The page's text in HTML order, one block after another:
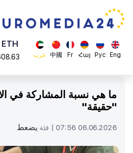
Eng
Рус
Հայ
Fr
中國 عرب
ADA
ETH
ما هي نسبة المشاركة في
"حقيقة"
06.06.2026 07:56 | فئة يضعط